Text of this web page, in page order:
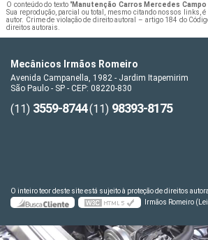
O conteúdo do texto "Manutenção Carros Mercedes Campo
Sua reprodução, parcial ou total, mesmo citando nossos links,
autor. Crime de violação de direito autoral – artigo 184 do
direitos autorais.
Mecânicos Irmãos Romeiro
Avenida Campanella, 1982 - Jardim Itapemirim
São Paulo - SP - CEP: 08220-830
(11) 3559-8744(11) 98393-8175
O inteiro teor deste site está sujeito à proteção de direitos
Irmãos Romeiro